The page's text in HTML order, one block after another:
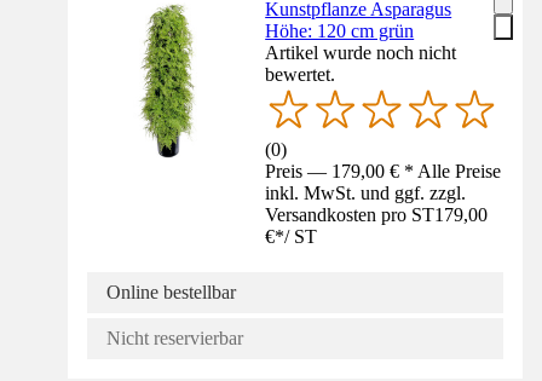
Kunstpflanze Asparagus
Höhe: 120 cm grün
Artikel wurde noch nicht
bewertet.
(0)
Preis — 179,00 € * Alle Preise
inkl. MwSt. und ggf. zzgl.
Versandkosten pro ST179,00
€*/ ST
Online bestellbar
Nicht reservierbar